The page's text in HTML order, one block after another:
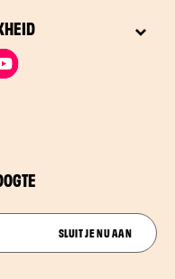
SLUIT JE NU AAN